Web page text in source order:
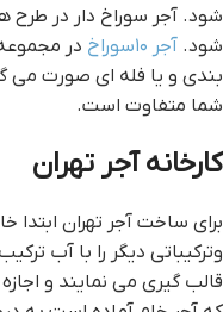
شود. آجر سوراخ دار در طرح
شود. آجر ۱۰سوراخ
در
بندی و یا فله ای صورت می
شما متفاوت است.
کارخانه آجر تهران
برای ساخت آجر تهران
وترکیباتی دیگر را با آب
قالب گیری می نمایند و